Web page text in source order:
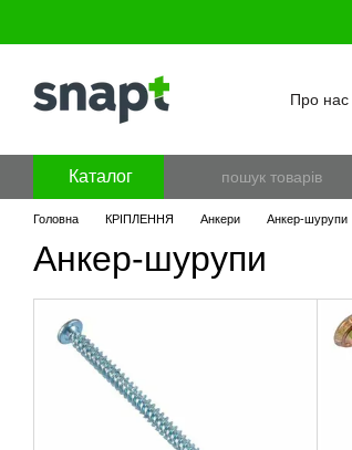
Про нас
Каталог
Головна КРІПЛЕННЯ Анкери Анкер-шурупи
Анкер-шурупи